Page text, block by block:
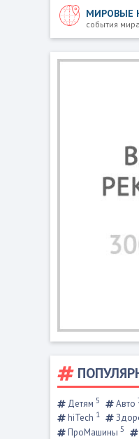
МИРОВЫЕ
события мира
Детям 5 Авто
hiTech 1
ПроМашины 5